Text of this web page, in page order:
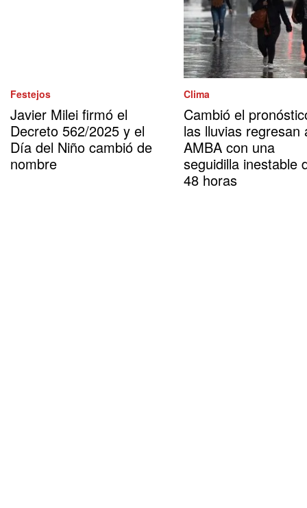
Festejos
Javier Milei firmó el
Decreto 562/2025 y el
Día del Niño cambió de
nombre
Clima
Cambió el
las lluvias regresan
AMBA con una
seguidilla inestable
48 horas